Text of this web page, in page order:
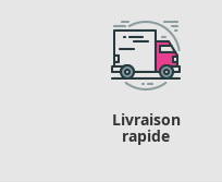
Livraison
rapide